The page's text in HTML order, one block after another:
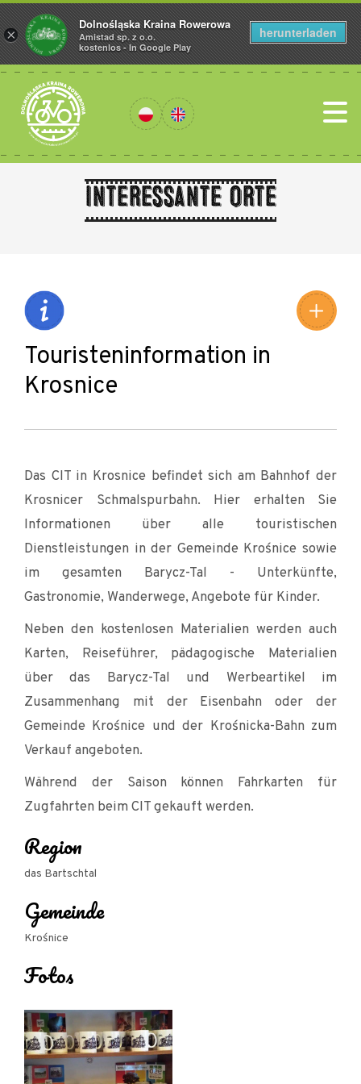
Interessante Orte
Touristeninformation in
Krosnice
Das CIT in Krosnice befindet sich am Bahnhof der
Krosnicer Schmalspurbahn. Hier erhalten Sie
Informationen über alle touristischen
Dienstleistungen in der Gemeinde Krośnice sowie
im gesamten Barycz-Tal - Unterkünfte,
Gastronomie, Wanderwege, Angebote für Kinder.
Neben den kostenlosen Materialien werden auch
Karten, Reiseführer, pädagogische Materialien
über das Barycz-Tal und Werbeartikel im
Zusammenhang mit der Eisenbahn oder der
Gemeinde Krośnice und der Krośnicka-Bahn zum
Verkauf angeboten.
Während der Saison können Fahrkarten für
Zugfahrten beim CIT gekauft werden.
Region
das Bartschtal
Gemeinde
Krośnice
Fotos
×
Dolnośląska Kraina Rowerowa
Amistad sp. z o.o.
kostenlos - In Google Play
herunterladen